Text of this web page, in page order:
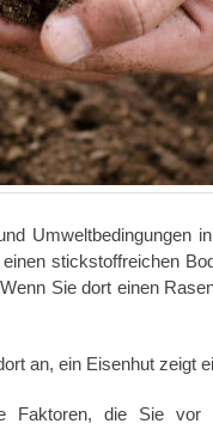
Umweltbedingungen
stickstoffreichen
Sie dort einen
an, ein Eisenhut zeigt
Faktoren, die Sie vor